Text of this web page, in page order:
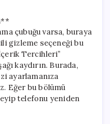
çubuğu varsa, buraya
gizleme seçeneği bu
Tercihleri”
kaydırın. Burada,
ayarlamanıza
Eğer bu bölümü
telefonu yeniden